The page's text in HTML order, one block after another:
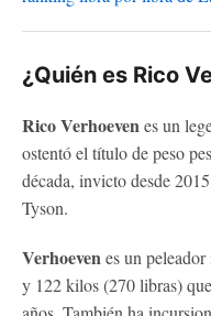
¿Quién es Rico
Rico Verhoevenes un
ostentó el título de peso
década, invicto desde
Tyson.
Verhoevenes un
y 122 kilos (270 libras)